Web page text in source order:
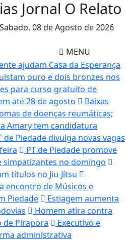
Jornal O Relato
Sabado, 08 de Agosto de 2026
MENU
ajudam Casa da Esperança
ouro e dois bronzes nos
para curso gratuito de
até 28 de agosto
Baixas
de doenças reumáticas;
Amary tem candidatura
de Piedade divulga novas vagas
PT de Piedade promove
simpatizantes no domingo
títulos no Jiu-Jítsu
encontro de Músicos e
Piedade
Estiagem aumenta
Homem atira contra
de Pirapora
Executivo e
administrativa